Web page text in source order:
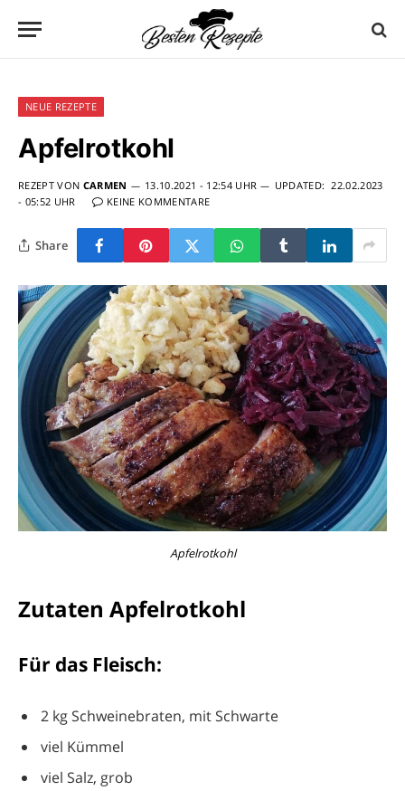
NEUE REZEPTE
Apfelrotkohl
REZEPT VON CARMEN 13.10.2021 - 12:54 UHR UPDATED: 22.02.2023
- 05:52 UHR
KEINE KOMMENTARE
Share
Apfelrotkohl
Zutaten Apfelrotkohl
Für das Fleisch:
2 kg Schweinebraten, mit Schwarte
viel Kümmel
viel Salz, grob